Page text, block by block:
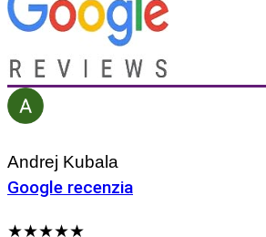
Andrej Kubala
Google recenzia
★★★★★